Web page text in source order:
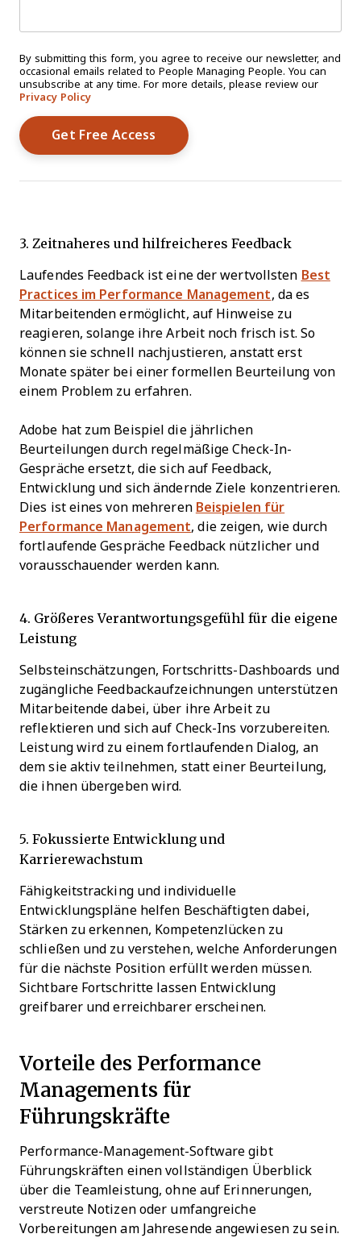
By submitting this form, you agree to receive our newsletter, and
occasional emails related to People Managing People. You can
unsubscribe at any time. For more details, please review our
Privacy Policy
3. Zeitnaheres und hilfreicheres Feedback
Laufendes Feedback ist eine der wertvollsten Best
Practices im Performance Management, da es
Mitarbeitenden ermöglicht, auf Hinweise zu
reagieren, solange ihre Arbeit noch frisch ist. So
können sie schnell nachjustieren, anstatt erst
Monate später bei einer formellen Beurteilung von
einem Problem zu erfahren.
Adobe hat zum Beispiel die jährlichen
Beurteilungen durch regelmäßige Check-In-
Gespräche ersetzt, die sich auf Feedback,
Entwicklung und sich ändernde Ziele konzentrieren.
Dies ist eines von mehreren Beispielen für
Performance Management, die zeigen, wie durch
fortlaufende Gespräche Feedback nützlicher und
vorausschauender werden kann.
4. Größeres Verantwortungsgefühl für die eigene
Leistung
Selbsteinschätzungen, Fortschritts-Dashboards und
zugängliche Feedbackaufzeichnungen unterstützen
Mitarbeitende dabei, über ihre Arbeit zu
reflektieren und sich auf Check-Ins vorzubereiten.
Leistung wird zu einem fortlaufenden Dialog, an
dem sie aktiv teilnehmen, statt einer Beurteilung,
die ihnen übergeben wird.
5. Fokussierte Entwicklung und
Karrierewachstum
Fähigkeitstracking und individuelle
Entwicklungspläne helfen Beschäftigten dabei,
Stärken zu erkennen, Kompetenzlücken zu
schließen und zu verstehen, welche Anforderungen
für die nächste Position erfüllt werden müssen.
Sichtbare Fortschritte lassen Entwicklung
greifbarer und erreichbarer erscheinen.
Vorteile des Performance
Managements für
Führungskräfte
Performance-Management-Software gibt
Führungskräften einen vollständigen Überblick
über die Teamleistung, ohne auf Erinnerungen,
verstreute Notizen oder umfangreiche
Vorbereitungen am Jahresende angewiesen zu sein.